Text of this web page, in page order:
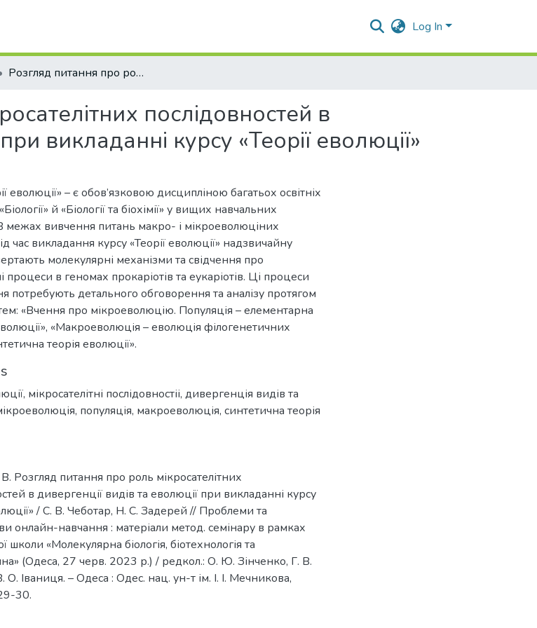
Log In
Розгляд питання про роль мікросателітних послідовностей в дивергенції видів та еволюції при викладанні курсу «Теорії еволюції»
послідовностей в
викладанні курсу «Теорії еволюції»
еволюції» – є обов’язковою дисципліною багатьох освітніх
й «Біології та біохімії» у вищих навчальних
межах вивчення питань макро- і мікроеволюціних
час викладання курсу «Теорії еволюції» надзвичайну
молекулярні механізми та свідчення про
процеси в геномах прокаріотів та еукаріотів. Ці процеси
потребують детального обговорення та аналізу протягом
«Вчення про мікроеволюцію. Популяція – елементарна
«Макроеволюція – еволюція філогенетичних
теорія еволюції».
, мікросателітні послідовностіі, дивергенція видів та
, популяція, макроеволюція, синтетична теорія
Розгляд питання про роль мікросателітних
в дивергенції видів та еволюції при викладанні курсу
/ С. В. Чеботар, Н. С. Задерей // Проблеми та
онлайн-навчання : матеріали метод. семінару в рамках
школи «Молекулярна біологія, біотехнологія та
(Одеса, 27 черв. 2023 р.) / редкол.: О. Ю. Зінченко, Г. В.
Іваниця. – Одеса : Одес. нац. ун-т ім. І. І. Мечникова,
30.